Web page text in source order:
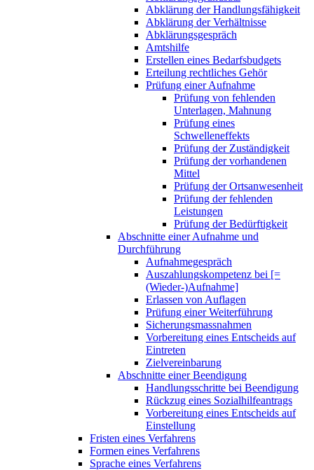
Abklärung der Handlungsfähigkeit
Abklärung der Verhältnisse
Abklärungsgespräch
Amtshilfe
Erstellen eines Bedarfsbudgets
Erteilung rechtliches Gehör
Prüfung einer Aufnahme
Prüfung von fehlenden
Unterlagen, Mahnung
Prüfung eines
Schwelleneffekts
Prüfung der Zuständigkeit
Prüfung der vorhandenen
Mittel
Prüfung der Ortsanwesenheit
Prüfung der fehlenden
Leistungen
Prüfung der Bedürftigkeit
Abschnitte einer Aufnahme und
Durchführung
Aufnahmegespräch
Auszahlungskompetenz bei [=
(Wieder-)Aufnahme]
Erlassen von Auflagen
Prüfung einer Weiterführung
Sicherungsmassnahmen
Vorbereitung eines Entscheids auf
Eintreten
Zielvereinbarung
Abschnitte einer Beendigung
Handlungsschritte bei Beendigung
Rückzug eines Sozialhilfeantrags
Vorbereitung eines Entscheids auf
Einstellung
Fristen eines Verfahrens
Formen eines Verfahrens
Sprache eines Verfahrens